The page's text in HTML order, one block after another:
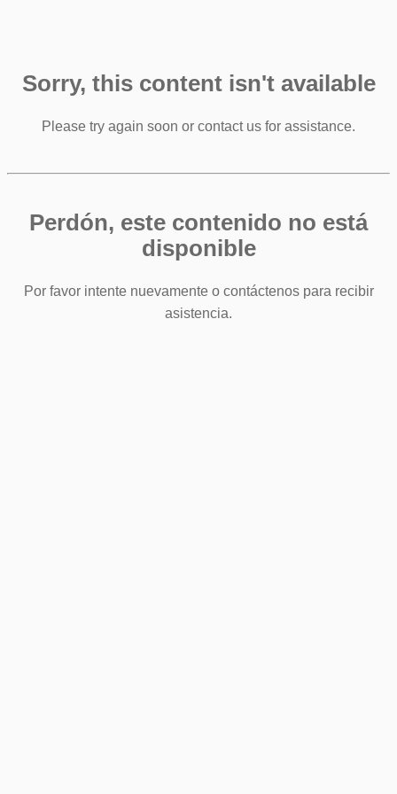
Sorry, this content isn't available
Please try again soon or contact us for assistance.
Perdón, este contenido no está
disponible
Por favor intente nuevamente o contáctenos para recibir
asistencia.